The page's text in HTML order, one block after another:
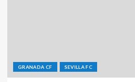
GRANADA CF SEVILLA FC